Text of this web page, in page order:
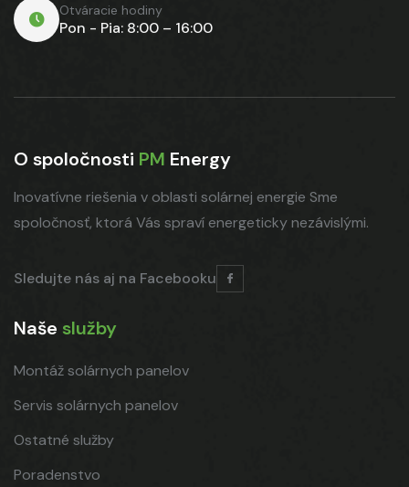
Otváracie hodiny
Pon - Pia: 8:00 – 16:00
O spoločnosti PM Energy
Inovatívne riešenia v oblasti solárnej energie Sme
spoločnosť, ktorá Vás spraví energeticky nezávislými.
Sledujte nás aj na Facebooku
Naše služby
Montáž solárnych panelov
Servis solárnych panelov
Ostatné služby
Poradenstvo